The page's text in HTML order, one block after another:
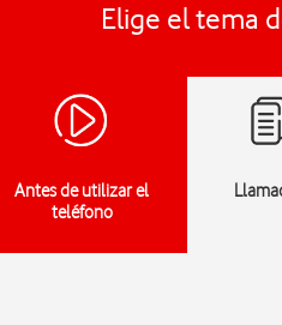
Elige el tema
Antes de utilizar el
teléfono